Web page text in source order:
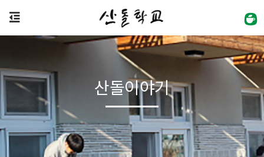
산돌이야기